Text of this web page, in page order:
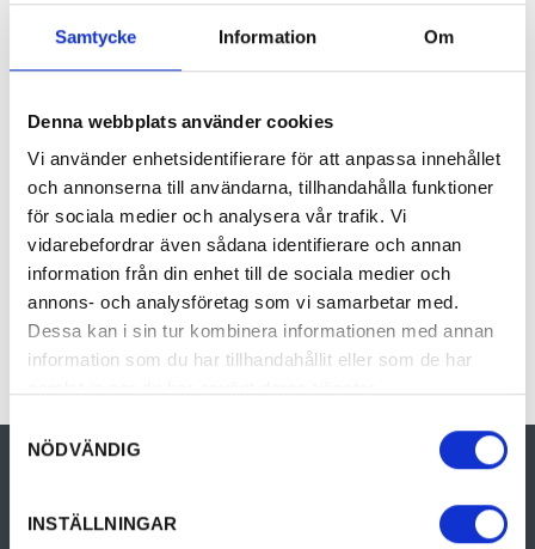
Samtycke Information Om
Denna webbplats använder cookies
Vi använder enhetsidentifierare för att anpassa innehållet
och annonserna till användarna, tillhandahålla funktioner
för sociala medier och analysera vår trafik. Vi
vidarebefordrar även sådana identifierare och annan
information från din enhet till de sociala medier och
annons- och analysföretag som vi samarbetar med.
Dessa kan i sin tur kombinera informationen med annan
information som du har tillhandahållit eller som de har
Samtyckesval
NÖDVÄNDIG
INSTÄLLNINGAR
går djupt i en ravin. Över Halgåns kanjon går
Brattfallet finns även en stengrund från
flottningstiden. Halgåledens strövslinga följer
en äldre hästväg uppströms älven till en
gammal flottningsdamm. Leden går i fin skog,
delvis i blockig terräng. På tallåsen är det lätt
att vandra. Ca 500 meter av strövslingan är
anpassade för hjulburna. Leden kan vandras i
kombination med Halgåleden.